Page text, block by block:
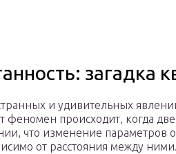
загадка
и удивительных
феномен происходит, когда
что изменение параметров
от расстояния между ними.